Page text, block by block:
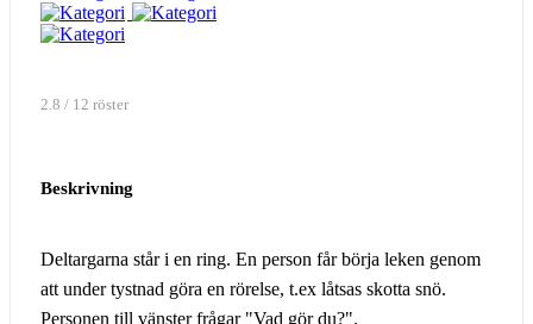
2.8 / 12 röster
Beskrivning
Deltargarna står i en ring. En person får börja leken genom
att under tystnad göra en rörelse, t.ex låtsas skotta snö.
Personen till vänster frågar "Vad gör du?".